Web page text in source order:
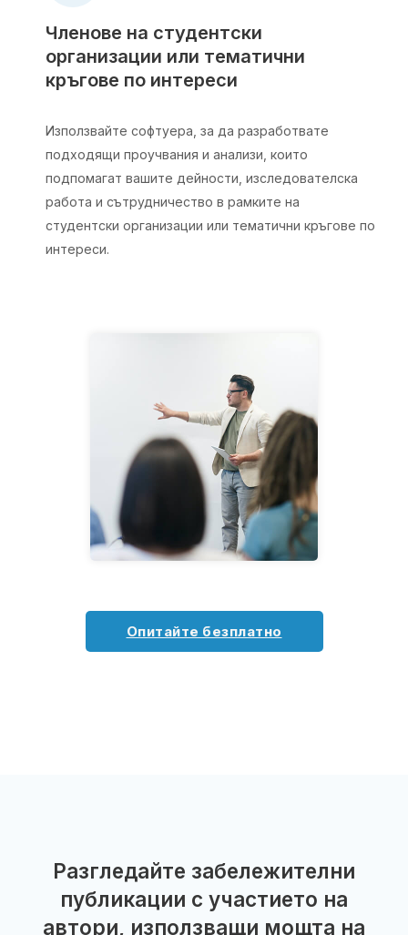
Членове на студентски
организации или тематични
кръгове по интереси
Използвайте софтуера, за да разработвате
подходящи проучвания и анализи, които
подпомагат вашите дейности, изследователска
работа и сътрудничество в рамките на
студентски организации или тематични кръгове по
интереси.
Опитайте безплатно
Разгледайте забележителни
публикации с участието на
автори, използващи мощта на